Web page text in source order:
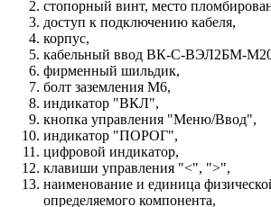
стопорный винт, место
доступ к подключению кабеля,
корпус,
кабельный ввод ВК-С-ВЭЛ2БМ-
фирменный шильдик,
болт заземления М6,
индикатор "ВКЛ",
кнопка управления "Меню/Ввод",
индикатор "ПОРОГ",
цифровой индикатор,
клавиши управления "<", ">",
наименование и единица
определяемого компонента,